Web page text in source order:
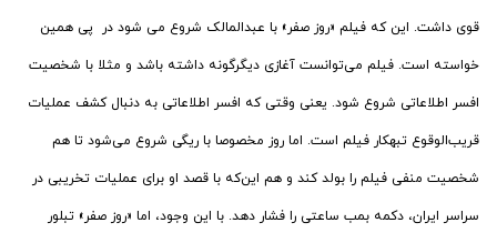
قوی داشت. این که فیلم «روز صفر» با عبدالمالک شروع می شود در پی همین
خواسته است. فیلم می‌توانست آغازی دیگرگونه داشته باشد و مثلا با شخصیت
افسر اطلاعاتی شروع شود. یعنی وقتی که افسر اطلاعاتی به دنبال کشف عملیات
قریب‌الوقوع تبهکار فیلم است. اما روز مخصوصا با ریگی شروع می‌شود تا هم
شخصیت منفی فیلم را بولد کند و هم این‌که با قصد او برای عملیات تخریبی در
سراسر ایران، دکمه بمب ساعتی را فشار دهد. با این وجود، اما «روز صفر» تبلور